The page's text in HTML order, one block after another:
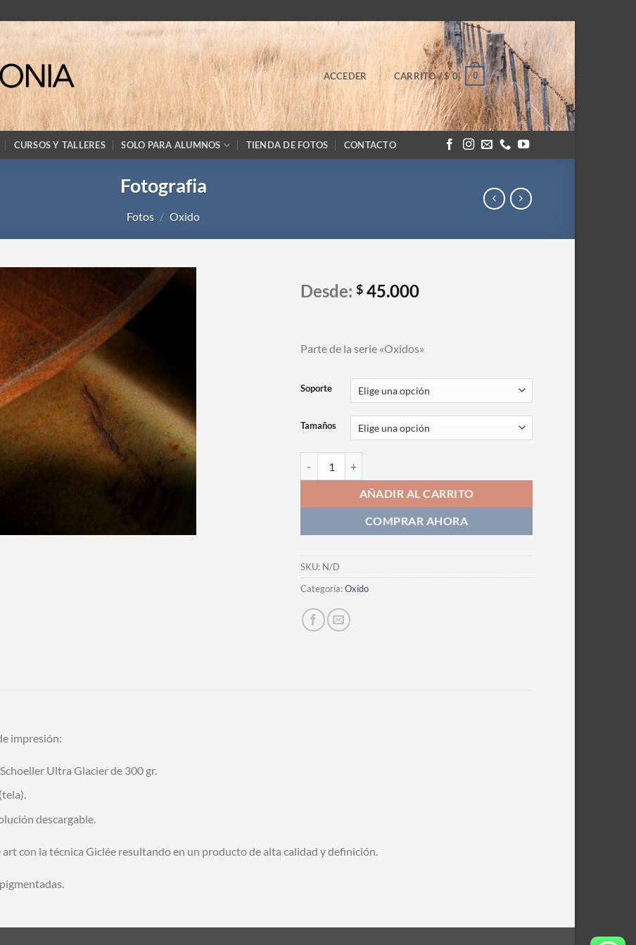
ACCEDER CARRITO /$0 0
CURSOS Y TALLERES SOLO PARA ALUMNOS TIENDA DE FOTOS CONTACTO
Fotografia
Fotos / Oxido
Desde: $ 45.000
Parte de la serie «Oxidos»
Soporte
Tamaños
AÑADIR AL CARRITO
COMPRAR AHORA
SKU: N/D
Categoría:Oxido
impresión:
Ultra Glacier de 300 gr.
descargable.
con la técnica Giclée resultando en un producto de alta calidad y definición.